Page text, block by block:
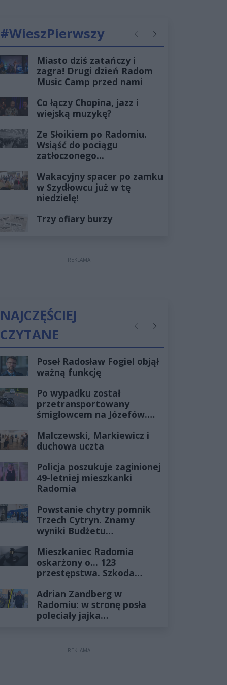
#WieszPierwszy PoprzednieNastępne
Miasto dziś zatańczy i
zagra! Drugi dzień Radom
Music Camp przed nami
Co łączy Chopina, jazz i
wiejską muzykę?
Ze Słoikiem po Radomiu.
Wsiąść do pociągu
zatłoczonego...
Wakacyjny spacer po zamku
w Szydłowcu już w tę
niedzielę!
Trzy ofiary burzy
REKLAMA
NAJCZĘŚCIEJ
CZYTANE
PoprzednieNastępne
Poseł Radosław Fogiel objął
ważną funkcję
Po wypadku został
przetransportowany
śmigłowcem na Józefów.
żyłach
Malczewski, Markiewicz i
duchowa uczta
Policja poszukuje zaginionej
49-letniej mieszkanki
Radomia
Powstanie chytry pomnik
Trzech Cytryn. Znamy
wyniki Budżetu
Mieszkaniec Radomia
oskarżony o... 123
przestępstwa. Szkoda
złotych
Adrian Zandberg w
Radomiu: w stronę posła
poleciały jajka…
REKLAMA